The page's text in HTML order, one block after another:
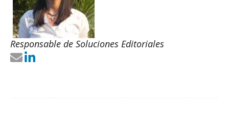
Responsable de Soluciones Editoriales